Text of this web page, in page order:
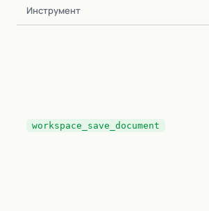
Инструмент
workspace_save_document